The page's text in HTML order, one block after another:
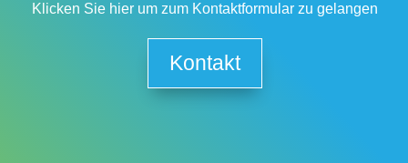
Klicken Sie hier um zum Kontaktformular zu gelangen
Kontakt